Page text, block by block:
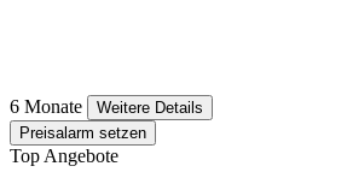
6 Monate
Weitere Details
Preisalarm setzen
Top Angebote